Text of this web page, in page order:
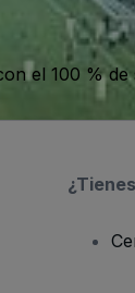
el 100 % de